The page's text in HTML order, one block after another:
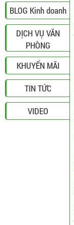
BLOG Kinh doanh
DỊCH VỤ VĂN
PHÒNG
KHUYẾN MÃI
TIN TỨC
VIDEO